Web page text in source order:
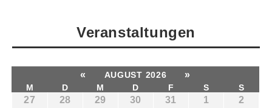
Veranstaltungen
« AUGUST 2026 »
M D M D F S S
27 28 29 30 31 1 2